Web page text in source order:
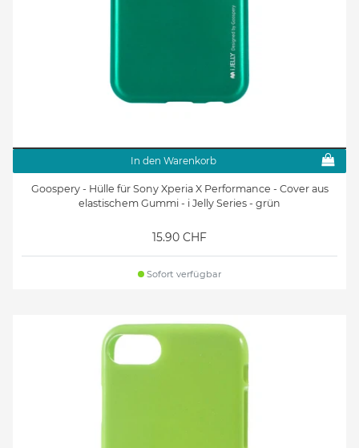
In den Warenkorb
Goospery - Hülle für Sony Xperia X Performance - Cover aus
elastischem Gummi - i Jelly Series - grün
15.90 CHF
Sofort verfügbar